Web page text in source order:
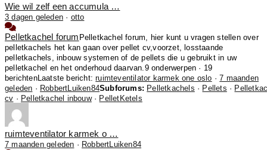
Wie wil zelf een accumula …
3 dagen geleden · otto
Pelletkachel forum Pelletkachel forum, hier kunt u vragen stellen over
pelletkachels het kan gaan over pellet cv,voorzet, losstaande
pelletkachels, inbouw systemen of de pellets die u gebruikt in uw
pelletkachel en het onderhoud daarvan. 9 onderwerpen · 19
berichtenLaatste bericht:ruimteventilator karmek one oslo ·7 maanden
geleden · RobbertLuiken84Subforums: Pelletkachels · Pellets ·
cv · Pelletkachel inbouw· PelletKetels
ruimteventilator karmek o …
7 maanden geleden · RobbertLuiken84